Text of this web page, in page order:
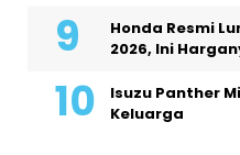
Honda Resmi
2026, Ini
Isuzu Panther
Keluarga